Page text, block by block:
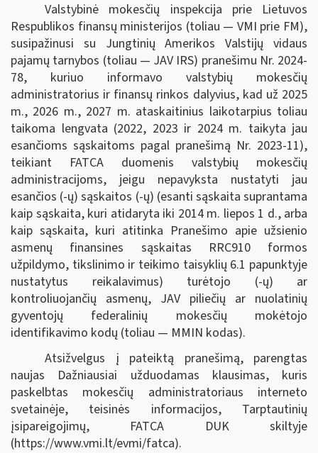
Valstybinė mokesčių inspekcija prie Lietuvos
Respublikos finansų ministerijos (toliau — VMI prie FM),
susipažinusi su Jungtinių Amerikos Valstijų vidaus
pajamų tarnybos (toliau — JAV IRS) pranešimu Nr. 2024-
78, kuriuo informavo valstybių mokesčių
administratorius ir finansų rinkos dalyvius, kad už 2025
m., 2026 m., 2027 m. ataskaitinius laikotarpius toliau
taikoma lengvata (2022, 2023 ir 2024 m. taikyta jau
esančioms sąskaitoms pagal pranešimą Nr. 2023-11),
teikiant FATCA duomenis valstybių mokesčių
administracijoms, jeigu nepavyksta nustatyti jau
esančios (-ų) sąskaitos (-ų) (esanti sąskaita suprantama
kaip sąskaita, kuri atidaryta iki 2014 m. liepos 1 d., arba
kaip sąskaita, kuri atitinka Pranešimo apie užsienio
asmenų finansines sąskaitas RRC910 formos
užpildymo, tikslinimo ir teikimo taisyklių 6.1 papunktyje
nustatytus reikalavimus) turėtojo (-ų) ar
kontroliuojančių asmenų, JAV piliečių ar nuolatinių
gyventojų federalinių mokesčių mokėtojo
identifikavimo kodų (toliau — MMIN kodas).
Atsižvelgus į pateiktą pranešimą, parengtas
naujas Dažniausiai užduodamas klausimas, kuris
paskelbtas mokesčių administratoriaus interneto
svetainėje, teisinės informacijos, Tarptautinių
įsipareigojimų, FATCA DUK skiltyje
(https://www.vmi.lt/evmi/fatca).